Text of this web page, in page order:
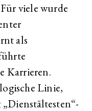
viele wurde
als
Karrieren.
Linie,